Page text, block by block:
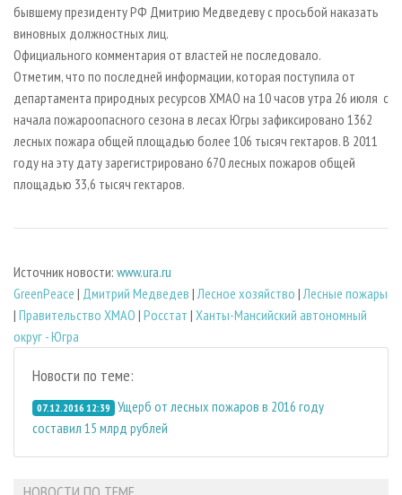
бывшему президенту РФ Дмитрию Медведеву с просьбой наказать
виновных должностных лиц.
Официального комментария от властей не последовало.
Отметим, что по последней информации, которая поступила от
департамента природных ресурсов ХМАО на 10 часов утра 26 июля с
начала пожароопасного сезона в лесах Югры зафиксировано 1362
лесных пожара общей площадью более 106 тысяч гектаров. В 2011
году на эту дату зарегистрировано 670 лесных пожаров общей
площадью 33,6 тысяч гектаров.
Источник новости: www.ura.ru
GreenPeace | Дмитрий Медведев |Лесное хозяйство |Лесные пожары
| Правительство ХМАО | Росстат | Ханты-Мансийский автономный
округ - Югра
Новости по теме:
07.12.2016 12:39 Ущерб от лесных пожаров в 2016 году
составил 15 млрд рублей